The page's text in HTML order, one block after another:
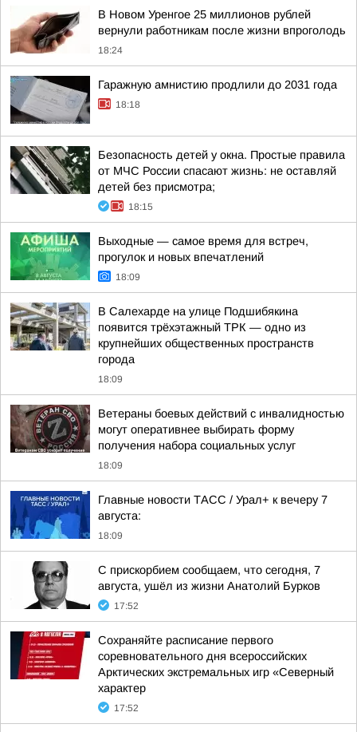
В Новом Уренгое 25 миллионов рублей
вернули работникам после жизни впроголодь
18:24
Гаражную амнистию продлили до 2031 года
18:18
Безопасность детей у окна. Простые правила
от МЧС России спасают жизнь: не оставляй
детей без присмотра;
18:15
Выходные — самое время для встреч,
прогулок и новых впечатлений
18:09
В Салехарде на улице Подшибякина
появится трёхэтажный ТРК — одно из
крупнейших общественных пространств
города
18:09
Ветераны боевых действий с инвалидностью
могут оперативнее выбирать форму
получения набора социальных услуг
18:09
Главные новости ТАСС / Урал+ к вечеру 7
августа:
18:09
С прискорбием сообщаем, что сегодня, 7
августа, ушёл из жизни Анатолий Бурков
17:52
Сохраняйте расписание первого
соревновательного дня всероссийских
Арктических экстремальных игр «Северный
характер
17:52